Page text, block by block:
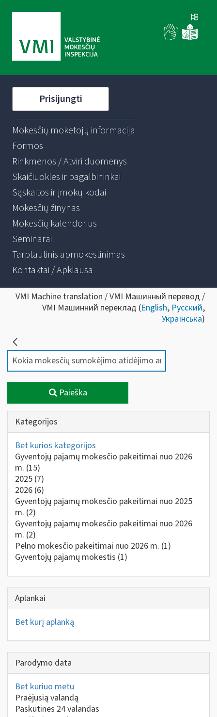
Prisijungti
Mokesčių mokėtojų informacija
Formos
Rinkmenos / Atviri duomenys
Skaičiuoklės ir pagalbininkai
Sąskaitos ir įmokų kodai
Mokesčių žinynas
Mokesčių kalendorius
Seminarai
Tarptautinis apmokestinimas
Kontaktai / Apklausa
VMI Machine translation / VMI Машинный перевод /
VMI Машинний переклад (English, Русский,
Українська)
Paieška
Kategorijos
Bet kurios kategorijos
Gyventojų pajamų mokesčio pakeitimai nuo 2026
m. (15)
2025 (7)
2026 (6)
Gyventojų pajamų mokesčio pakeitimai nuo 2025
m. (2)
Gyventojų pajamų mokesčio pakeitimai nuo 2026
m. (2)
Pelno mokesčio pakeitimai nuo 2026 m. (1)
Gyventojų pajamų mokestis (1)
Aplankai
Bet kurį aplanką
Parodymo data
Bet kuriuo metu
Praėjusią valandą
Paskutines 24 valandas